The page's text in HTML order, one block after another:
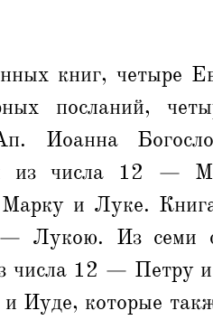
книг, четыре
посланий,
Иоанна
из числа 12 —
и Луке.
Лукою. Из семи
числа 12 — Петру
Иуде, которые